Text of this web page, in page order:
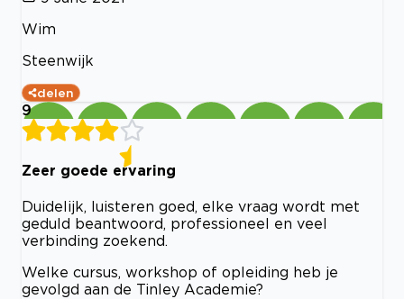
Wim
Steenwijk
delen
9
Zeer goede ervaring
Duidelijk, luisteren goed, elke vraag wordt met
geduld beantwoord, professioneel en veel
verbinding zoekend.
Welke cursus, workshop of opleiding heb je
gevolgd aan de Tinley Academie?